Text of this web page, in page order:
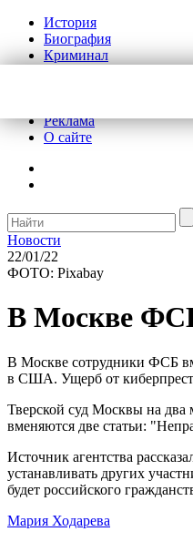
История
Биография
Криминал
Реклама
О сайте
Новости
22/01/22
ФОТО: Pixabay
В Москве
В Москве сотрудники ФСБ
в США. Ущерб от
Тверской суд Москвы на
вменяются две статьи:
Источник агентства
устанавливать других
будет российского
Мария Ходарева